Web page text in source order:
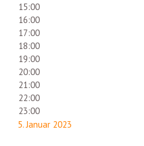
15:00
16:00
17:00
18:00
19:00
20:00
21:00
22:00
23:00
5. Januar 2023